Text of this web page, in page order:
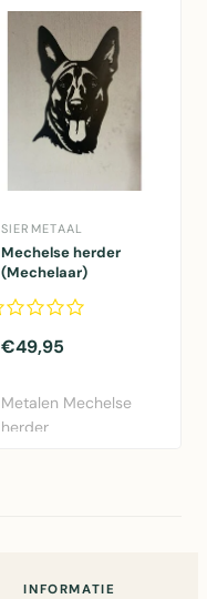
SIERMETAAL
Mechelse herder
(Mechelaar)
€49,95
Metalen Mechelse
herder
INFORMATIE